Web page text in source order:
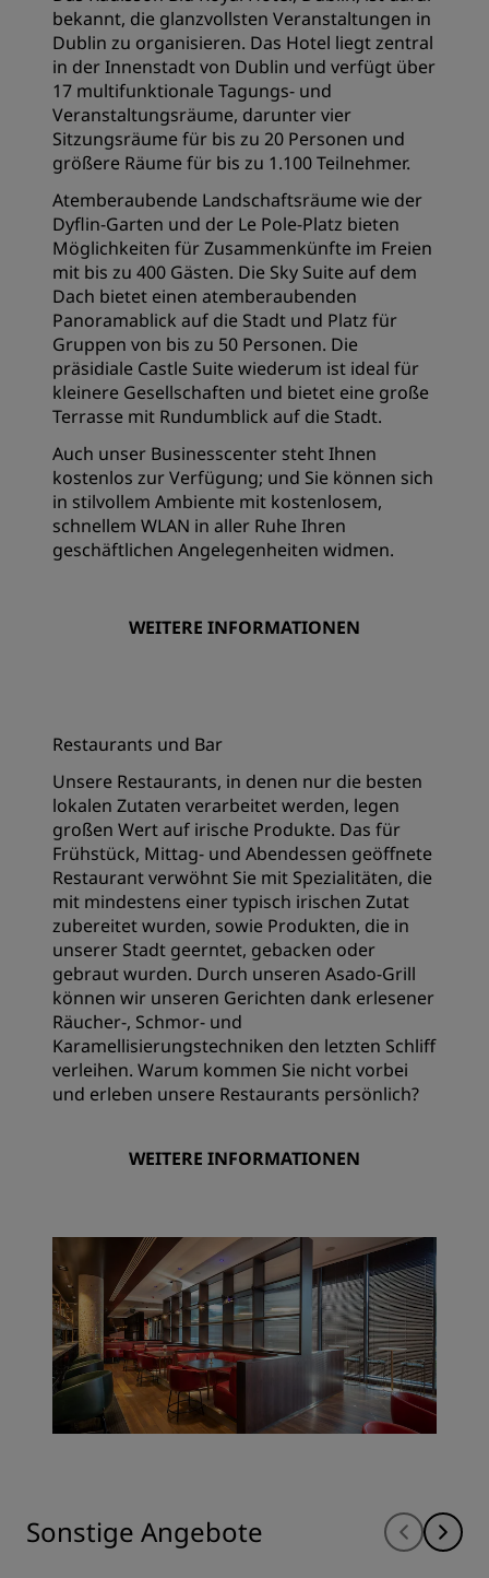
bekannt, die glanzvollsten Veranstaltungen in
Dublin zu organisieren. Das Hotel liegt zentral
in der Innenstadt von Dublin und verfügt über
17 multifunktionale Tagungs- und
Veranstaltungsräume, darunter vier
Sitzungsräume für bis zu 20 Personen und
größere Räume für bis zu 1.100 Teilnehmer.
Atemberaubende Landschaftsräume wie der
Dyflin-Garten und der Le Pole-Platz bieten
Möglichkeiten für Zusammenkünfte im Freien
mit bis zu 400 Gästen. Die Sky Suite auf dem
Dach bietet einen atemberaubenden
Panoramablick auf die Stadt und Platz für
Gruppen von bis zu 50 Personen. Die
präsidiale Castle Suite wiederum ist ideal für
kleinere Gesellschaften und bietet eine große
Terrasse mit Rundumblick auf die Stadt.
Auch unser Businesscenter steht Ihnen
kostenlos zur Verfügung; und Sie können sich
in stilvollem Ambiente mit kostenlosem,
schnellem WLAN in aller Ruhe Ihren
geschäftlichen Angelegenheiten widmen.
WEITERE INFORMATIONEN
Restaurants und Bar
Unsere Restaurants, in denen nur die besten
lokalen Zutaten verarbeitet werden, legen
großen Wert auf irische Produkte. Das für
Frühstück, Mittag- und Abendessen geöffnete
Restaurant verwöhnt Sie mit Spezialitäten, die
mit mindestens einer typisch irischen Zutat
zubereitet wurden, sowie Produkten, die in
unserer Stadt geerntet, gebacken oder
gebraut wurden. Durch unseren Asado-Grill
können wir unseren Gerichten dank erlesener
Räucher-, Schmor- und
Karamellisierungstechniken den letzten Schliff
verleihen. Warum kommen Sie nicht vorbei
und erleben unsere Restaurants persönlich?
WEITERE INFORMATIONEN
Sonstige Angebote